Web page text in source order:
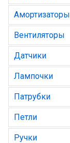
Амортизаторы
Вентиляторы
Датчики
Лампочки
Патрубки
Петли
Ручки